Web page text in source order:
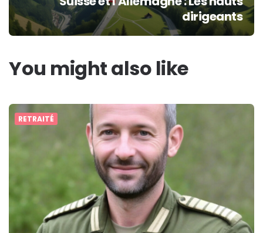
dirigeants
You might also like
RETRAITÉ